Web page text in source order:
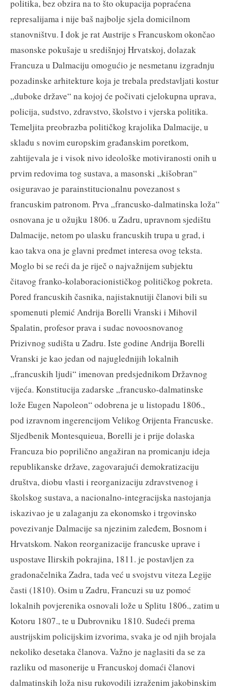
politika, bez obzira na to što okupacija popraćena
represalijama i nije baš najbolje sjela domicilnom
stanovništvu. I dok je rat Austrije s Francuskom okončao
masonske pokušaje u središnjoj Hrvatskoj, dolazak
Francuza u Dalmaciju omogućio je nesmetanu izgradnju
pozadinske arhitekture koja je trebala predstavljati kostur
„duboke države“ na kojoj će počivati cjelokupna uprava,
policija, sudstvo, zdravstvo, školstvo i vjerska politika.
Temeljita preobrazba političkog krajolika Dalmacije, u
skladu s novim europskim građanskim poretkom,
zahtijevala je i visok nivo ideološke motiviranosti onih u
prvim redovima tog sustava, a masonski „kišobran“
osiguravao je parainstitucionalnu povezanost s
francuskim patronom. Prva „francusko-dalmatinska loža“
osnovana je u ožujku 1806. u Zadru, upravnom sjedištu
Dalmacije, netom po ulasku francuskih trupa u grad, i
kao takva ona je glavni predmet interesa ovog teksta.
Moglo bi se reći da je riječ o najvažnijem subjektu
čitavog franko-kolaboracionističkog političkog pokreta.
Pored francuskih časnika, najistaknutiji članovi bili su
spomenuti plemić Andrija Borelli Vranski i Mihovil
Spalatin, profesor prava i sudac novoosnovanog
Prizivnog sudišta u Zadru. Iste godine Andrija Borelli
Vranski je kao jedan od najuglednijih lokalnih
„francuskih ljudi“ imenovan predsjednikom Državnog
vijeća. Konstitucija zadarske „francusko-dalmatinske
lože Eugen Napoleon“ odobrena je u listopadu 1806.,
pod izravnom ingerencijom Velikog Orijenta Francuske.
Sljedbenik Montesquieua, Borelli je i prije dolaska
Francuza bio poprilično angažiran na promicanju ideja
republikanske države, zagovarajući demokratizaciju
društva, diobu vlasti i reorganizaciju zdravstvenog i
školskog sustava, a nacionalno-integracijska nastojanja
iskazivao je u zalaganju za ekonomsko i trgovinsko
povezivanje Dalmacije sa njezinim zaleđem, Bosnom i
Hrvatskom. Nakon reorganizacije francuske uprave i
uspostave Ilirskih pokrajina, 1811. je postavljen za
gradonačelnika Zadra, tada već u svojstvu viteza Legije
časti (1810). Osim u Zadru, Francuzi su uz pomoć
lokalnih povjerenika osnovali lože u Splitu 1806., zatim u
Kotoru 1807., te u Dubrovniku 1810. Sudeći prema
austrijskim policijskim izvorima, svaka je od njih brojala
nekoliko desetaka članova. Važno je naglasiti da se za
razliku od masonerije u Francuskoj domaći članovi
dalmatinskih loža nisu rukovodili izraženim jakobinskim